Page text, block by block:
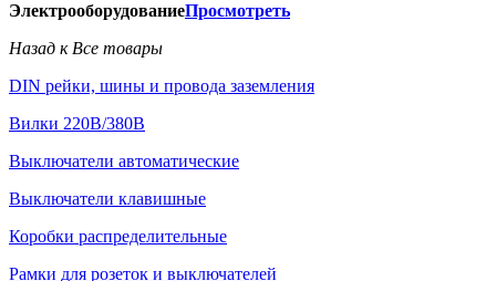
ЭлектрооборудованиеПросмотреть
Назад к Все товары
DIN рейки, шины и провода заземления
Вилки 220В/380В
Выключатели автоматические
Выключатели клавишные
Коробки распределительные
Рамки для розеток и выключателей